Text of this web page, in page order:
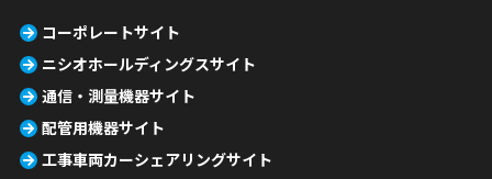
コーポレートサイト
ニシオホールディングスサイト
通信・測量機器サイト
配管用機器サイト
工事車両カーシェアリングサイト